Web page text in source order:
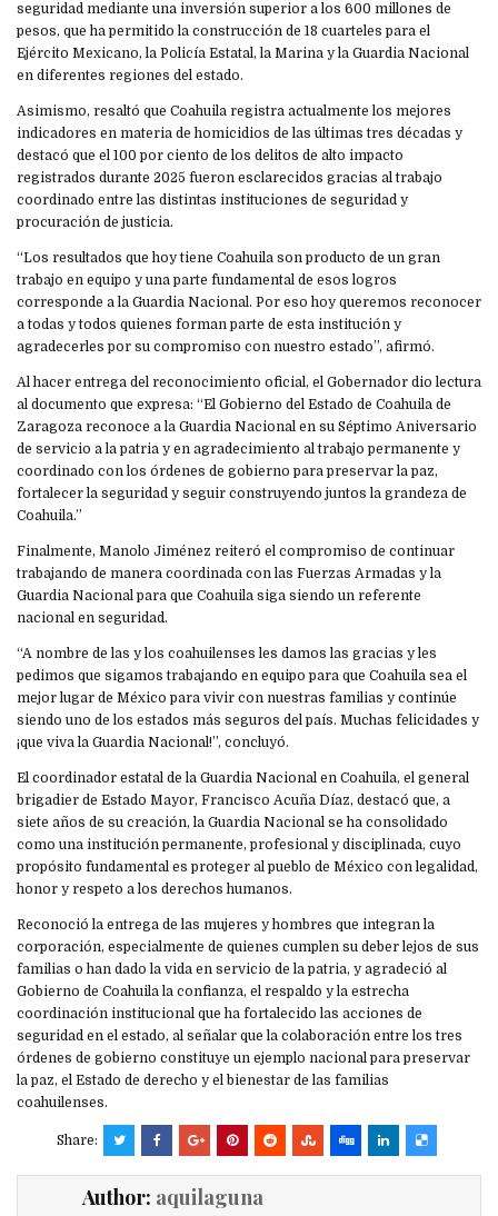
seguridad mediante una inversión superior a los 600 millones de
pesos, que ha permitido la construcción de 18 cuarteles para el
Ejército Mexicano, la Policía Estatal, la Marina y la Guardia Nacional
en diferentes regiones del estado.
Asimismo, resaltó que Coahuila registra actualmente los mejores
indicadores en materia de homicidios de las últimas tres décadas y
destacó que el 100 por ciento de los delitos de alto impacto
registrados durante 2025 fueron esclarecidos gracias al trabajo
coordinado entre las distintas instituciones de seguridad y
procuración de justicia.
“Los resultados que hoy tiene Coahuila son producto de un gran
trabajo en equipo y una parte fundamental de esos logros
corresponde a la Guardia Nacional. Por eso hoy queremos reconocer
a todas y todos quienes forman parte de esta institución y
agradecerles por su compromiso con nuestro estado”, afirmó.
Al hacer entrega del reconocimiento oficial, el Gobernador dio lectura
al documento que expresa: “El Gobierno del Estado de Coahuila de
Zaragoza reconoce a la Guardia Nacional en su Séptimo Aniversario
de servicio a la patria y en agradecimiento al trabajo permanente y
coordinado con los órdenes de gobierno para preservar la paz,
fortalecer la seguridad y seguir construyendo juntos la grandeza de
Coahuila.”
Finalmente, Manolo Jiménez reiteró el compromiso de continuar
trabajando de manera coordinada con las Fuerzas Armadas y la
Guardia Nacional para que Coahuila siga siendo un referente
nacional en seguridad.
“A nombre de las y los coahuilenses les damos las gracias y les
pedimos que sigamos trabajando en equipo para que Coahuila sea el
mejor lugar de México para vivir con nuestras familias y continúe
siendo uno de los estados más seguros del país. Muchas felicidades y
¡que viva la Guardia Nacional!”, concluyó.
El coordinador estatal de la Guardia Nacional en Coahuila, el general
brigadier de Estado Mayor, Francisco Acuña Díaz, destacó que, a
siete años de su creación, la Guardia Nacional se ha consolidado
como una institución permanente, profesional y disciplinada, cuyo
propósito fundamental es proteger al pueblo de México con legalidad,
honor y respeto a los derechos humanos.
Reconoció la entrega de las mujeres y hombres que integran la
corporación, especialmente de quienes cumplen su deber lejos de sus
familias o han dado la vida en servicio de la patria, y agradeció al
Gobierno de Coahuila la confianza, el respaldo y la estrecha
coordinación institucional que ha fortalecido las acciones de
seguridad en el estado, al señalar que la colaboración entre los tres
órdenes de gobierno constituye un ejemplo nacional para preservar
la paz, el Estado de derecho y el bienestar de las familias
coahuilenses.
Share:
Author: aquilaguna